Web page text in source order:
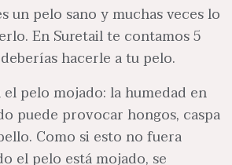
un pelo sano y muchas veces lo
En Suretail te contamos 5
hacerle a tu pelo.
pelo mojado: la humedad en
puede provocar hongos, caspa
Como si esto no fuera
el pelo está mojado, se